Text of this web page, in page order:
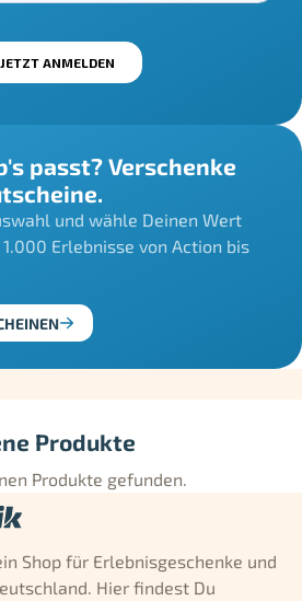
passt? Verschenke
und wähle Deinen Wert
Erlebnisse von Action bis
Produkte
Produkte gefunden.
Shop für Erlebnisgeschenke und
Hier findest Du